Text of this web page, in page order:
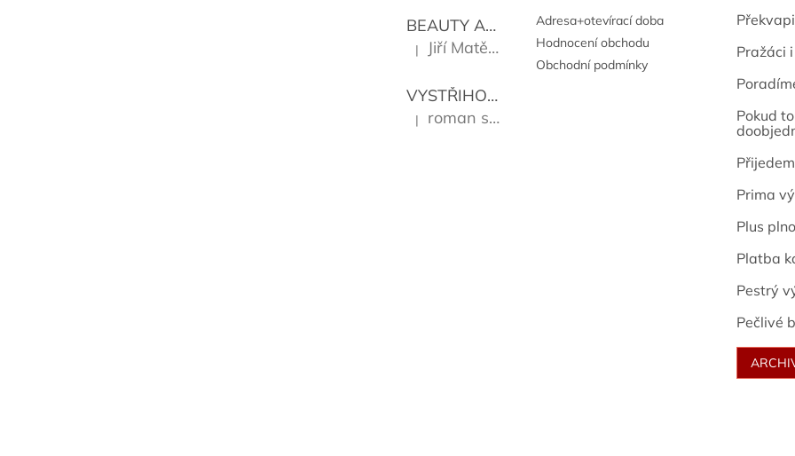
BEAUTY AND THE BEAT
Go Go's
Hodnocení produktu je 5 z 5 hvězdiček.
| Jiří Matějů
VYSTŘIHOVÁNKY - PRAŽSKÉ PAMÁTKY Kropáček
Hodnocení produktu je 5 z 5 hvězdiček.
| roman sekanina
Adresa+otevírací doba
Hodnocení obchodu
Obchodní podmínky
Pražáci
Pokud
Prima
Plus
Platba
Pestrý
Pečlivé